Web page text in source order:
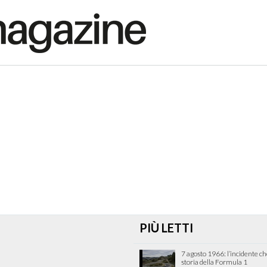
PIÙ LETTI
7 agosto 1966: l’incidente
storia della Formula 1